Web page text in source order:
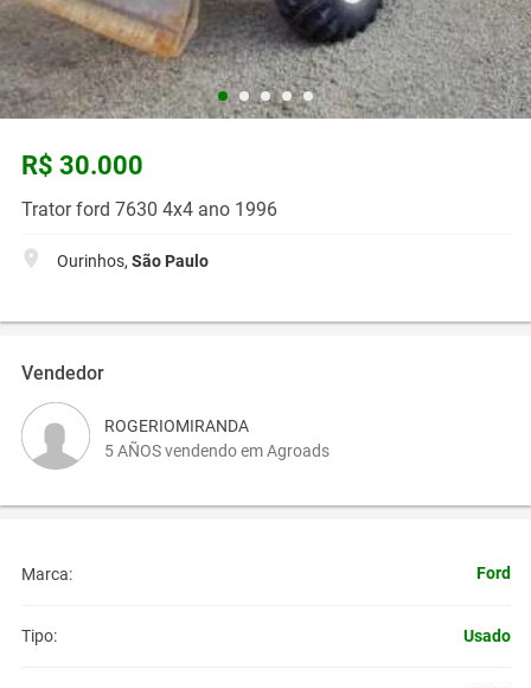
R$ 30.000
Trator ford 7630 4x4 ano 1996
Ourinhos, São Paulo
Vendedor
ROGERIOMIRANDA
5 AÑOS vendendo em Agroads
Marca: Ford
Tipo: Usado